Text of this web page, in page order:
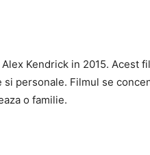
Kendrick in 2015. Acest
personale. Filmul se
o familie.